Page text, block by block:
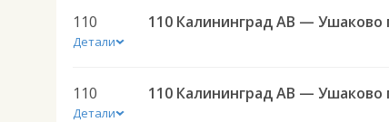
110
Детали
110 Калининград АВ — Ушаково
110
Детали
110 Калининград АВ — Ушаково